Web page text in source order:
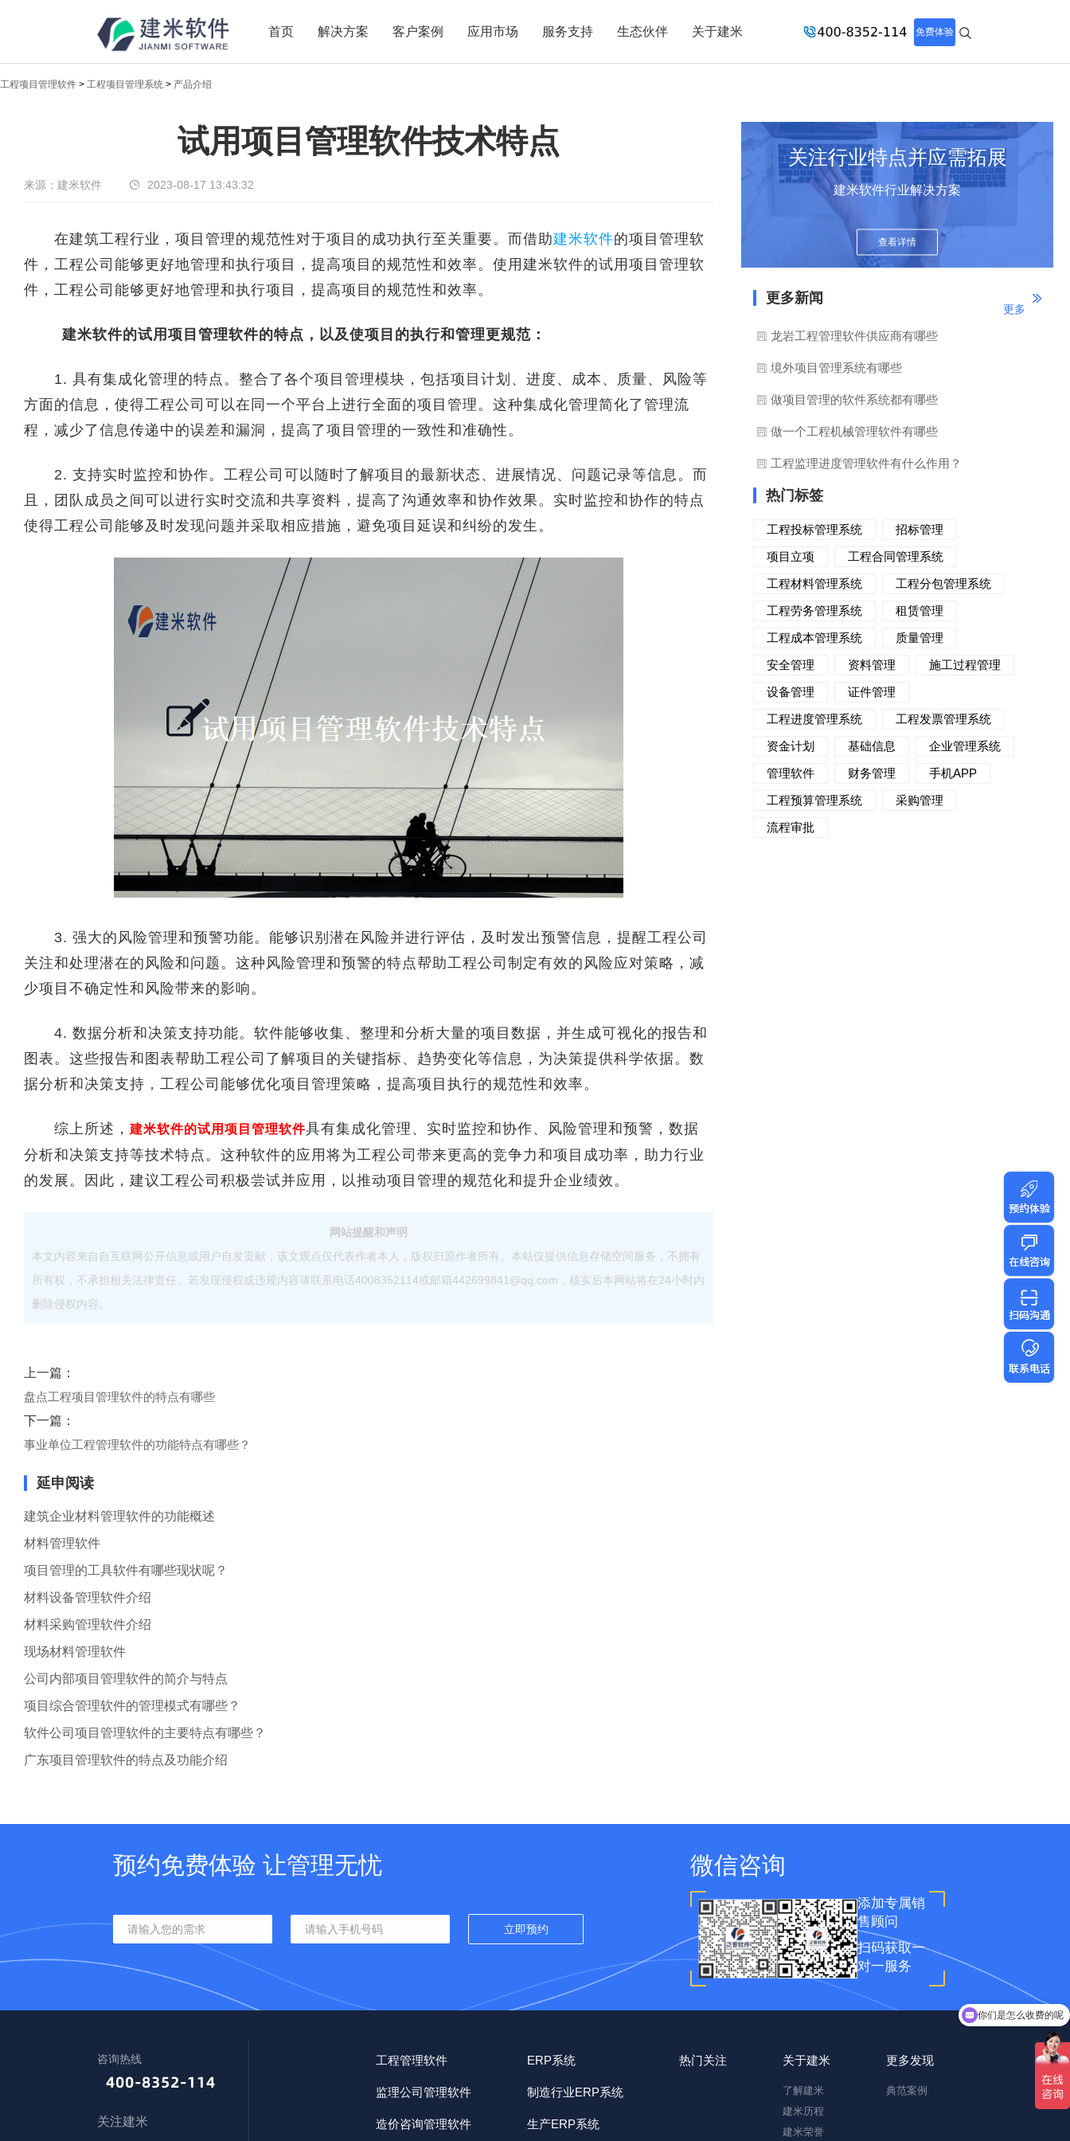
首页 解决方案 客户案例 应用市场 服务支持 生态伙伴 关于建米 免费体验
新闻中心
传递实时热点，共享商业价值
工程项目管理软件 > 工程项目管理系统 > 产品介绍
试用项目管理软件技术特点
来源：建米软件 2023-08-17 13:43:32
在建筑工程行业，项目管理的规范性对于项目的成功执行至关重要。而借助建米软件的项目管理软
件，工程公司能够更好地管理和执行项目，提高项目的规范性和效率。使用建米软件的试用项目管理软
件，工程公司能够更好地管理和执行项目，提高项目的规范性和效率。
建米软件的试用项目管理软件的特点，以及使项目的执行和管理更规范：
1. 具有集成化管理的特点。整合了各个项目管理模块，包括项目计划、进度、成本、质量、风险等
方面的信息，使得工程公司可以在同一个平台上进行全面的项目管理。这种集成化管理简化了管理流
程，减少了信息传递中的误差和漏洞，提高了项目管理的一致性和准确性。
2. 支持实时监控和协作。工程公司可以随时了解项目的最新状态、进展情况、问题记录等信息。而
且，团队成员之间可以进行实时交流和共享资料，提高了沟通效率和协作效果。实时监控和协作的特点
使得工程公司能够及时发现问题并采取相应措施，避免项目延误和纠纷的发生。
3. 强大的风险管理和预警功能。能够识别潜在风险并进行评估，及时发出预警信息，提醒工程公司
关注和处理潜在的风险和问题。这种风险管理和预警的特点帮助工程公司制定有效的风险应对策略，减
少项目不确定性和风险带来的影响。
4. 数据分析和决策支持功能。软件能够收集、整理和分析大量的项目数据，并生成可视化的报告和
图表。这些报告和图表帮助工程公司了解项目的关键指标、趋势变化等信息，为决策提供科学依据。数
据分析和决策支持，工程公司能够优化项目管理策略，提高项目执行的规范性和效率。
综上所述， 建米软件的试用项目管理软件具有集成化管理、实时监控和协作、风险管理和预警，数据
分析和决策支持等技术特点。这种软件的应用将为工程公司带来更高的竞争力和项目成功率，助力行业
的发展。因此，建议工程公司积极尝试并应用，以推动项目管理的规范化和提升企业绩效。
网站提醒和声明
本文内容来自自互联网公开信息或用户自发贡献，该文观点仅代表作者本人，版权归原作者所有。本站仅提供信息存储空间服务，不拥有
所有权，不承担相关法律责任。若发现侵权或违规内容请联系电话4008352114或邮箱442699841@qq.com，核实后本网站将在24小时内
删除侵权内容。
上一篇：
盘点工程项目管理软件的特点有哪些
下一篇：
事业单位工程管理软件的功能特点有哪些？
延申阅读
建筑企业材料管理软件的功能概述
材料管理软件
项目管理的工具软件有哪些现状呢？
材料设备管理软件介绍
材料采购管理软件介绍
现场材料管理软件
公司内部项目管理软件的简介与特点
项目综合管理软件的管理模式有哪些？
软件公司项目管理软件的主要特点有哪些？
广东项目管理软件的特点及功能介绍
关注行业特点并应需拓展
建米软件行业解决方案
查看详情
更多新闻
更多
龙岩工程管理软件供应商有哪些
境外项目管理系统有哪些
做项目管理的软件系统都有哪些
做一个工程机械管理软件有哪些
工程监理进度管理软件有什么作用？
热门标签
工程投标管理系统
招标管理
项目立项
工程合同管理系统
工程材料管理系统
工程分包管理系统
工程劳务管理系统
租赁管理
工程成本管理系统
质量管理
安全管理
资料管理
施工过程管理
设备管理
证件管理
工程进度管理系统
工程发票管理系统
资金计划
基础信息
企业管理系统
管理软件
财务管理
手机APP
工程预算管理系统
采购管理
流程审批
预约免费体验 让管理无忧 微信咨询
添加专属销
售顾问
扫码获取一
对一服务
咨询热线
关注建米
工程管理软件
监理公司管理软件
造价咨询管理软件
ERP系统
制造行业ERP系统
生产ERP系统
热门关注 关于建米
了解建米
建米历程
建米荣誉
更多发现
典范案例
你们是怎么收费的呢
现在有优惠活动吗